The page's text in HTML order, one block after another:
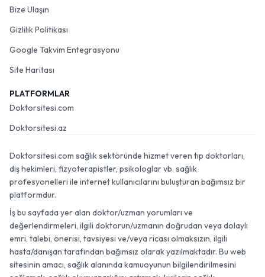
Bize Ulaşın
Gizlilik Politikası
Google Takvim Entegrasyonu
Site Haritası
PLATFORMLAR
Doktorsitesi.com
Doktorsitesi.az
Doktorsitesi.com sağlık sektöründe hizmet veren tıp doktorları,
diş hekimleri, fizyoterapistler, psikologlar vb. sağlık
profesyonelleri ile internet kullanıcılarını buluşturan bağımsız bir
platformdur.
İş bu sayfada yer alan doktor/uzman yorumları ve
değerlendirmeleri, ilgili doktorun/uzmanın doğrudan veya dolaylı
emri, talebi, önerisi, tavsiyesi ve/veya ricası olmaksızın, ilgili
hasta/danışan tarafından bağımsız olarak yazılmaktadır. Bu web
sitesinin amacı, sağlık alanında kamuoyunun bilgilendirilmesini